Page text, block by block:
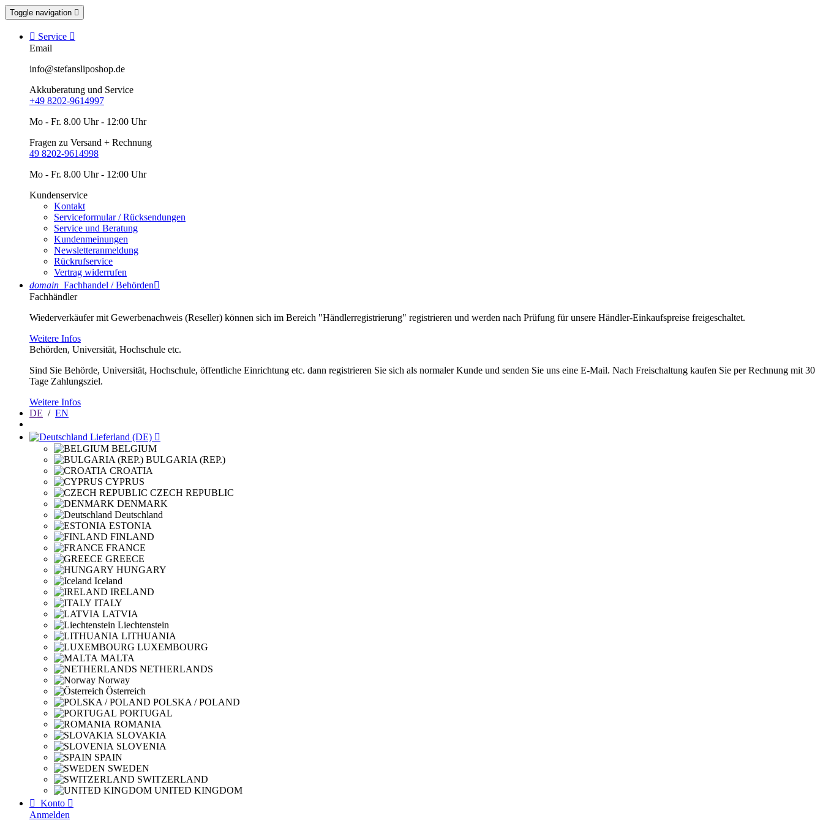
Toggle navigation 
 Service 
Email
info@stefansliposhop.de
Akkuberatung und Service
+49 8202-9614997
Mo - Fr. 8.00 Uhr - 12:00 Uhr
Fragen zu Versand + Rechnung
49 8202-9614998
Mo - Fr. 8.00 Uhr - 12:00 Uhr
Kundenservice
Kontakt
Serviceformular / Rücksendungen
Service und Beratung
Kundenmeinungen
Newsletteranmeldung
Rückrufservice
Vertrag widerrufen
domain Fachhandel / Behörden
Fachhändler
Wiederverkäufer mit Gewerbenachweis (Reseller) können sich im Bereich "Händlerregistrierung" registrieren und werden nach Prüfung für unsere Händler-Einkaufspreise freigeschaltet.
Weitere Infos
Behörden, Universität, Hochschule etc.
Sind Sie Behörde, Universität, Hochschule, öffentliche Einrichtung etc. dann registrieren Sie sich als normaler Kunde und senden Sie uns eine E-Mail. Nach Freischaltung kaufen Sie per Rechnung mit 30
Tage Zahlungsziel.
Weitere Infos
DE / EN
Lieferland (DE) 
BELGIUM
BULGARIA (REP.)
CROATIA
CYPRUS
CZECH REPUBLIC
DENMARK
Deutschland
ESTONIA
FINLAND
FRANCE
GREECE
HUNGARY
Iceland
IRELAND
ITALY
LATVIA
Liechtenstein
LITHUANIA
LUXEMBOURG
MALTA
NETHERLANDS
Norway
Österreich
POLSKA / POLAND
PORTUGAL
ROMANIA
SLOVAKIA
SLOVENIA
SPAIN
SWEDEN
SWITZERLAND
UNITED KINGDOM
 Konto 
Anmelden